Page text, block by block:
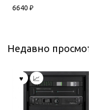
6640 ₽
Недавно